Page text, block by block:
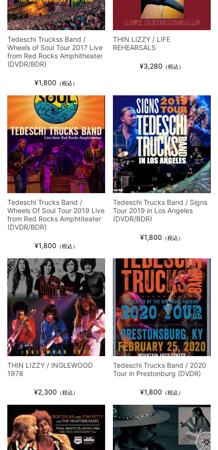
スコーピオンズ / 2024年6月15日 リスボン公演 FHD 完全収録！
*NEW RELEASE (最新約3ヶ月)
2024.6.20
マネスキン / 2024年6月9日 ドイツ ROCK AM RING 公演 FHD 完
全収録！
*NEW RELEASE (最新約3ヶ月)
2024.6.9
リアム・ギャラガー / 2024年6月1日 英国シェフィールド公演 完
*NEW RELEASE (最新約3ヶ月)
メガデス / 2023年8月4日 ドイツ W.O.A. 公演 FHD 完全収録！
*NEW RELEASE (最新約3ヶ月)
2024.6.9
ユーライア・ヒープ / 2023年8月3日 ドイツ W.O.A. 公演 FHD 完
全収録！
*NEW RELEASE (最新約3ヶ月)
2024.6.9
ジャーニー / 1979年5月8+9日 コロラド州 2公演 SBD 完全収録！
Tedeschi Truckss Band /
Wheels of Soul Tour 2017 Live
from Red Rocks Amphitheater
(DVDR/BDR)
¥1,800 （税込）
THIN LIZZY / LIFE
REHEARSALS
¥3,280 （税込）
Tedeschi Trucks Band /
Wheels Of Soul Tour 2019 Live
from Red Rocks Amphtiteater
(DVDR/BDR)
¥1,800 （税込）
Tedeschi Trucks Band / Signs
Tour 2019 in Los Angeles
(DVDR/BDR)
¥1,800 （税込）
THIN LIZZY / INGLEWOOD
1978
¥2,300 （税込）
Tedeschi Trucks Band / 2020
Tour in Prestonburg (DVDR)
¥1,800 （税込）